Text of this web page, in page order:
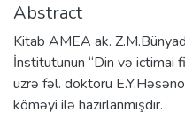
Abstract
Kitab AMEA ak.
İnstitutunun “Din və ictimai
üzrə fəl. doktoru
köməyi ilə hazırlanmışdır.